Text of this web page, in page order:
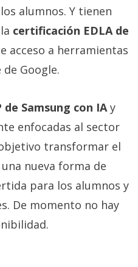
alumnos. Y tienen
certificación EDLA de
acceso a herramientas
Google.
de Samsung con IAy
enfocadas al sector
transformar el
nueva forma de
para los alumnos y
De momento no hay